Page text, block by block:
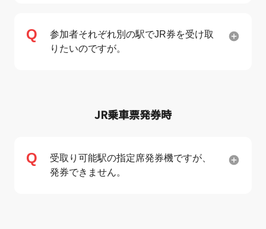
参加者それぞれ別の駅でJR券を受け取
りたいのですが。
JR乗車票発券時
受取り可能駅の指定席発券機ですが、
発券できません。